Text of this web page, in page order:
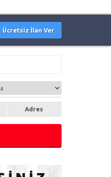
Ücretsiz İlan Ver
Adres